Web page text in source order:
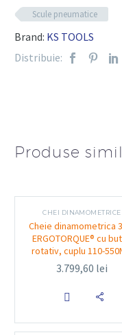
Număr dinți
unghi minim de
Material:
oțel
alunecare
precise de strângere
Scule pneumatice
Brand: KS TOOLS
Distribuie:
Produse
CHEI DINAMOMETRICE
Cheie dinamometrica
ERGOTORQUE® cu
rotativ, cuplu 110-
3.799,60 lei
